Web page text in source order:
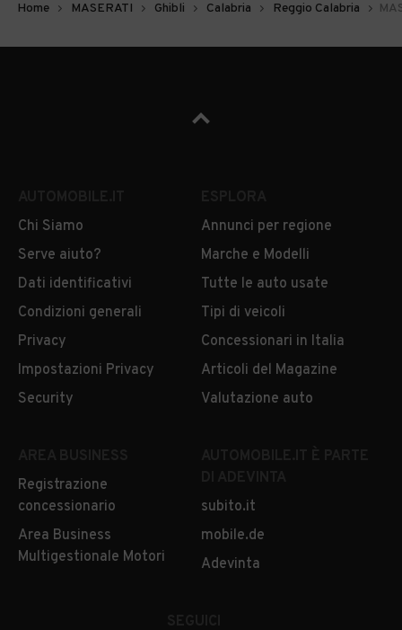
Home MASERATI Ghibli Calabria Reggio Calabria
Chi Siamo
Serve aiuto?
Dati identificativi
Condizioni generali
Privacy
Impostazioni Privacy
Security
Annunci per regione
Marche e Modelli
Tutte le auto usate
Tipi di veicoli
Concessionari in Italia
Articoli del Magazine
Valutazione auto
Registrazione
concessionario
Area Business
Multigestionale Motori
subito.it
mobile.de
Adevinta